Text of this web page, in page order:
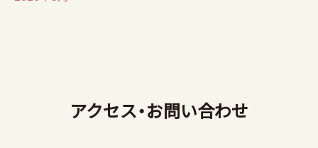
アクセス・お問い合わせ